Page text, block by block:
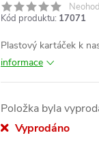
Kód produktu: 17071
Plastový kartáček k
informace
Položka byla
Vyprodáno